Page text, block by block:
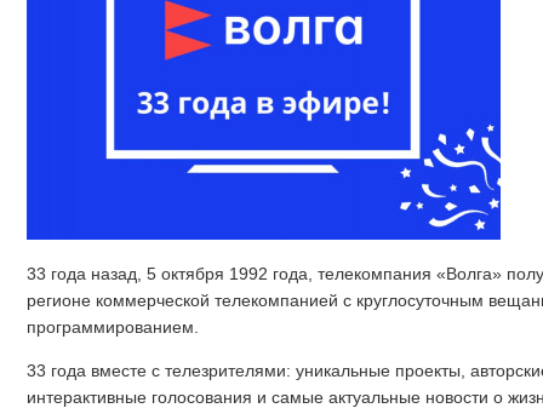
33 года назад, 5 октября 1992 года, телекомпания «Волга»
регионе коммерческой телекомпанией с круглосуточным
программированием.
33 года вместе с телезрителями: уникальные проекты,
интерактивные голосования и самые актуальные новости о